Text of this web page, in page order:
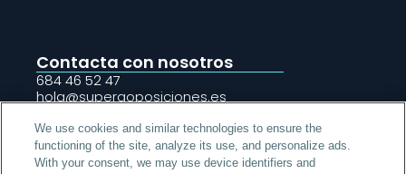
Contacta con nosotros
684 46 52 47
hola@superaoposiciones.es
Sevilla · Av/ Diego Martínez Barrio 4
We use cookies and similar technologies to ensure the
functioning of the site, analyze its use, and personalize ads.
With your consent, we may use device identifiers and